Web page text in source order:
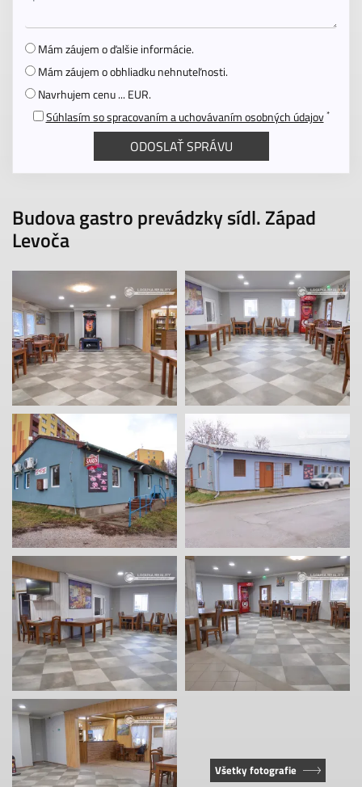
Budova gastro prevádzky sídl. Západ
Levoča
Všetky fotografie
Mám záujem o ďalšie informácie.
Mám záujem o obhliadku nehnuteľnosti.
Navrhujem cenu ... EUR.
Súhlasím so spracovaním a uchovávaním osobných údajov *